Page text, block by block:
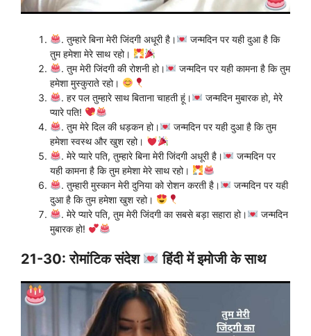
. तुम्हारे बिना मेरी जिंदगी अधूरी है।
जन्मदिन पर यही दुआ है कि
तुम हमेशा मेरे साथ रहो।
. तुम मेरी जिंदगी की रोशनी हो।
जन्मदिन पर यही कामना है कि तुम
हमेशा मुस्कुराते रहो।
. हर पल तुम्हारे साथ बिताना चाहती हूं।
जन्मदिन मुबारक हो, मेरे
प्यारे पति!
. तुम मेरे दिल की धड़कन हो।
जन्मदिन पर यही दुआ है कि तुम
हमेशा स्वस्थ और खुश रहो।
. मेरे प्यारे पति, तुम्हारे बिना मेरी जिंदगी अधूरी है।
जन्मदिन पर
यही कामना है कि तुम हमेशा मेरे साथ रहो।
. तुम्हारी मुस्कान मेरी दुनिया को रोशन करती है।
जन्मदिन पर यही
दुआ है कि तुम हमेशा खुश रहो।
. मेरे प्यारे पति, तुम मेरी जिंदगी का सबसे बड़ा सहारा हो।
जन्मदिन
मुबारक हो!
21-30: रोमांटिक संदेश हिंदी में इमोजी के साथ